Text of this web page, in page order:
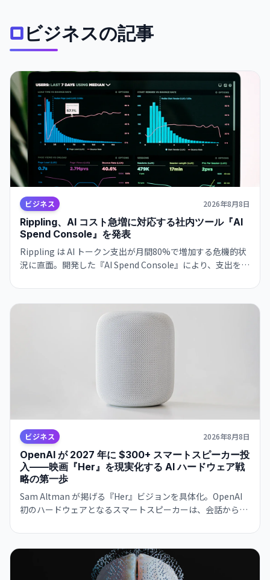
ビジネスの記事
ビジネス 2026年8月8日
Rippling、AI コスト急増に対応する社内ツール『AI
Spend Console』を発表
Rippling は AI トークン支出が月間80%で増加する危機的状
況に直面。開発した『AI Spend Console』により、支出を給
クンで維持した。
ビジネス 2026年8月8日
OpenAI が 2027 年に $300+ スマートスピーカー投
入——映画『Her』を現実化する AI ハードウェア戦
略の第一歩
Sam Altman が掲げる『Her』ビジョンを具体化。OpenAI
初のハードウェアとなるスマートスピーカーは、会話から学
定。